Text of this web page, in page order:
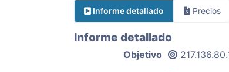
Informe detallado Precios
Informe detallado
Objetivo